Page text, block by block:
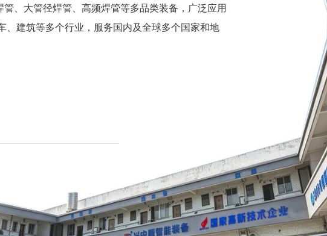
、大管径焊管、高频焊管等多品类装备，广泛应用
、建筑等多个行业，服务国内及全球多个国家和地